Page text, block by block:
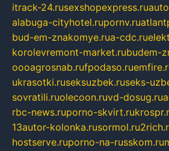
itrack-24.rusexshopexpress.ru
alabuga-cityhotel.rupornv.ru
bud-em-znakomye.rua-cdc.ru
korolevremont-market.rubudem-
oooagrosnab.rufpodaso.ru
ukrasotki.ruseksuzbek.ruseks-
sovratili.ruolecoon.ruvd-dosug.ru
rbc-news.ruporno-skvirt.ru
13autor-kolonka.rusormol.ru
hostserve.ruporno-na-russkom.ru